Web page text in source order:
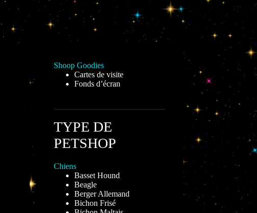
Shoop Goodies
Cartes de visite
Fonds d’écran
TYPE DE
PETSHOP
Chiens
Basset Hound
Beagle
Berger Allemand
Bichon Frisé